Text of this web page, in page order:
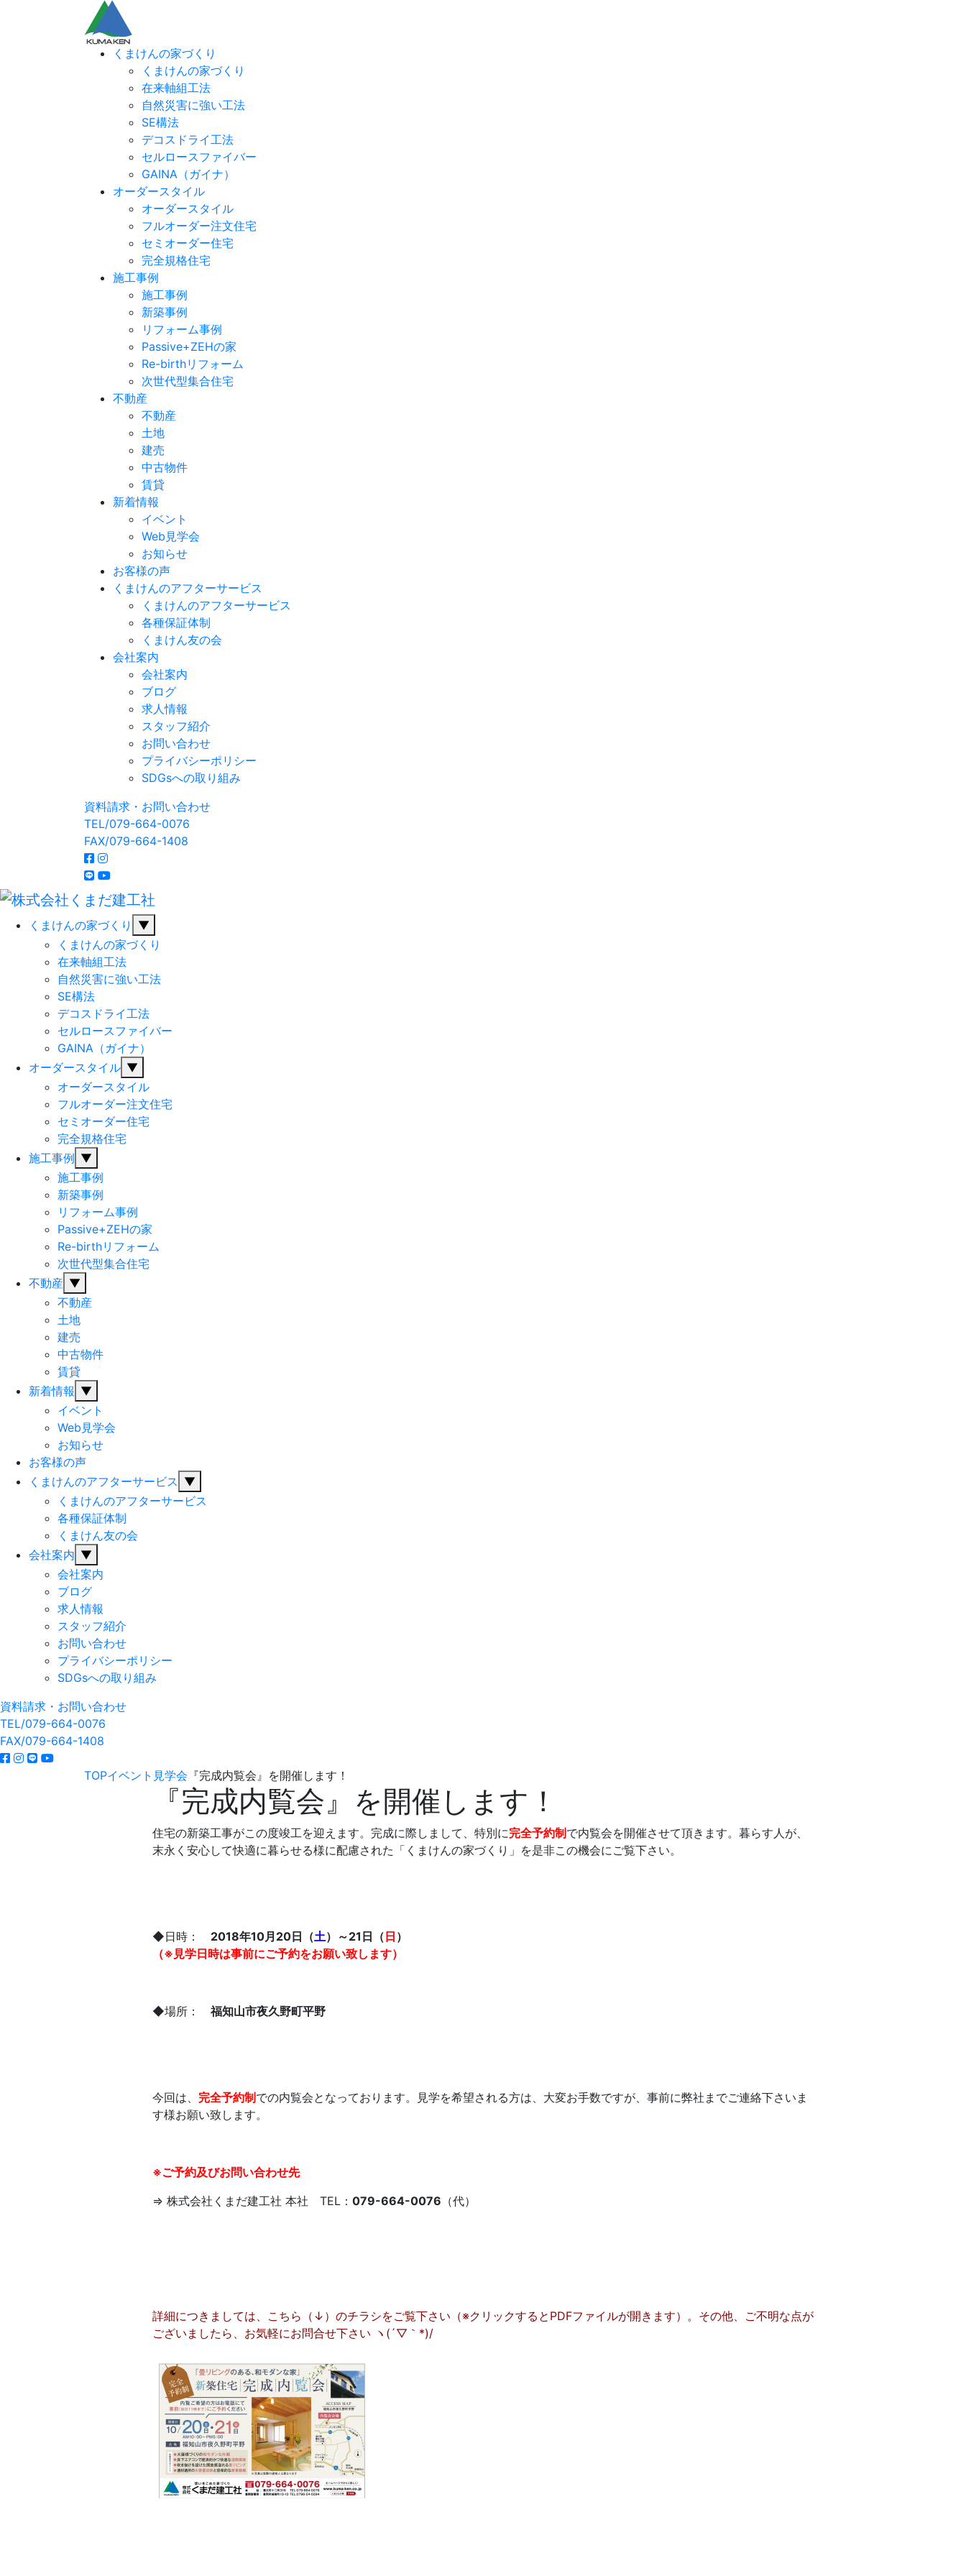
くまけんの家づくり
くまけんの家づくり
在来軸組工法
自然災害に強い工法
SE構法
デコスドライ工法
セルロースファイバー
GAINA（ガイナ）
オーダースタイル
オーダースタイル
フルオーダー注文住宅
セミオーダー住宅
完全規格住宅
施工事例
施工事例
新築事例
リフォーム事例
Passive+ZEHの家
Re-birthリフォーム
次世代型集合住宅
不動産
不動産
土地
建売
中古物件
賃貸
新着情報
イベント
Web見学会
お知らせ
お客様の声
くまけんのアフターサービス
くまけんのアフターサービス
各種保証体制
くまけん友の会
会社案内
会社案内
ブログ
求人情報
スタッフ紹介
お問い合わせ
プライバシーポリシー
SDGsへの取り組み
資料請求・お問い合わせ
TEL/079-664-0076
FAX/079-664-1408
くまけんの家づくり
▼
くまけんの家づくり
在来軸組工法
自然災害に強い工法
SE構法
デコスドライ工法
セルロースファイバー
GAINA（ガイナ）
オーダースタイル ▼
オーダースタイル
フルオーダー注文住宅
セミオーダー住宅
完全規格住宅
施工事例 ▼
施工事例
新築事例
リフォーム事例
Passive+ZEHの家
Re-birthリフォーム
次世代型集合住宅
不動産 ▼
不動産
土地
建売
中古物件
賃貸
新着情報 ▼
イベント
Web見学会
お知らせ
お客様の声
くまけんのアフターサービス ▼
くまけんのアフターサービス
各種保証体制
くまけん友の会
会社案内 ▼
会社案内
ブログ
求人情報
スタッフ紹介
お問い合わせ
プライバシーポリシー
SDGsへの取り組み
資料請求・お問い合わせ
TEL/079-664-0076
FAX/079-664-1408
TOPイベント 見学会 『完成内覧会』を開催します！
『完成内覧会』を開催します！
住宅の新築工事がこの度竣工を迎えます。完成に際しまして、特別に完全予約制で内覧会を開催させて頂きます。暮らす人が、
末永く安心して快適に暮らせる様に配慮された「くまけんの家づくり」を是非この機会にご覧下さい。
◆日時： 2018年10月20日（土）～21日（日 ）
（※見学日時は事前にご予約をお願い致します）
◆場所： 福知山市夜久野町平野
今回は、 完全予約制での内覧会となっております。見学を希望される方は、大変お手数ですが、事前に弊社までご連絡下さいま
す様お願い致します。
※ご予約及びお問い合わせ先
⇒ 株式会社くまだ建工社 本社 TEL： 079-664-0076 （代）
詳細につきましては、こちら（↓）のチラシをご覧下さい（※クリックするとPDFファイルが開きます）。その他、ご不明な点が
ございましたら、お気軽にお問合せ下さい ヽ(´▽｀*)/